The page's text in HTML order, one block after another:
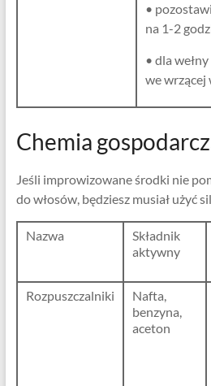
•
na 1-2
• dla
we wrzącej
Chemia
Jeśli improwizowane środki nie
do włosów, będziesz musiał użyć
Nazwa
Składnik
aktywny
Rozpuszczalniki
Nafta,
benzyna,
aceton